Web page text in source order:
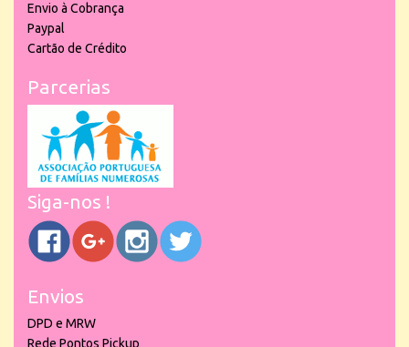
Envio à Cobrança
Paypal
Cartão de Crédito
Parcerias
Siga-nos !
Envios
DPD e MRW
Rede Pontos Pickup